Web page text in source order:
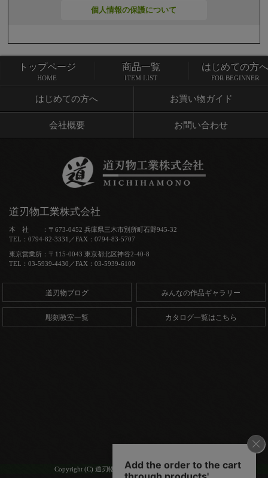
個人情報の保護について
トップページ 商品一覧
はじめての方へ お買い物ガイド
会社概要 お問い合わせ
トップページ
HOME
商品一覧
ITEM LIST
はじめての方へ
FOR BEGINNER
道刃物工業株式会社
本 社 ：〒673-0452 兵庫県三木市別所町石野945-32
TEL：0794-82-3331／FAX：0794-83-5707
東京営業所：〒115-0043 東京都北区神谷2-40-8
TEL：03-5939-4430／FAX：03-5939-6100
道刃物ブログ みんなの作品ギャラリー
彫刻教室一覧 カタログ一覧はこちら
Copyright (C) 道刃物工業株式会社. All Rights Reserved.